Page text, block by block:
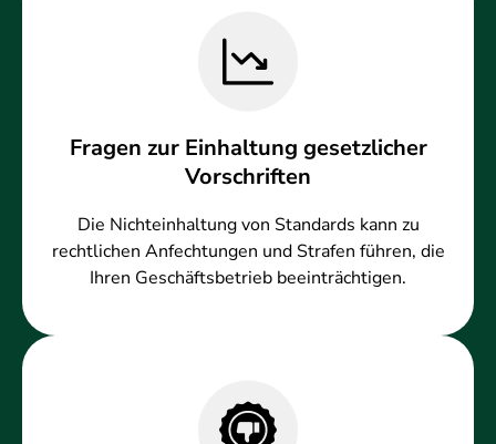
Fragen zur Einhaltung gesetzlicher
Vorschriften
Die Nichteinhaltung von Standards kann zu
rechtlichen Anfechtungen und Strafen führen, die
Ihren Geschäftsbetrieb beeinträchtigen.